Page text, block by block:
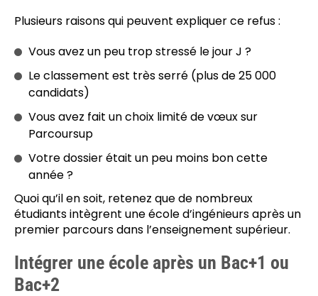
Plusieurs raisons qui peuvent expliquer ce refus :
Vous avez un peu trop stressé le jour J ?
Le classement est très serré (plus de 25 000
candidats)
Vous avez fait un choix limité de vœux sur
Parcoursup
Votre dossier était un peu moins bon cette
année ?
Quoi qu’il en soit, retenez que de nombreux
étudiants intègrent une école d’ingénieurs après un
premier parcours dans l’enseignement supérieur.
Intégrer une école après un Bac+1 ou
Bac+2